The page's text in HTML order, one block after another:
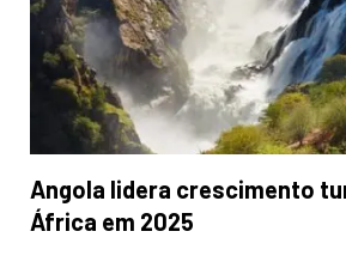
Angola lidera crescimento
África em 2025